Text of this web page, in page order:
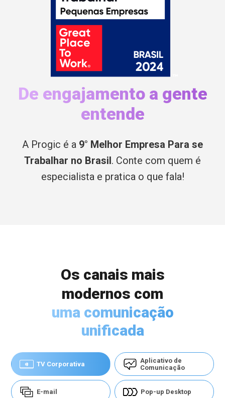
De engajamento a gente
entende
A Progic é a 9° Melhor Empresa Para se
Trabalhar no Brasil. Conte com quem é
especialista e pratica o que fala!
Os canais mais
modernos com
uma comunicação
unificada
TV Corporativa
Aplicativo de
Comunicação
E-mail Pop-up Desktop